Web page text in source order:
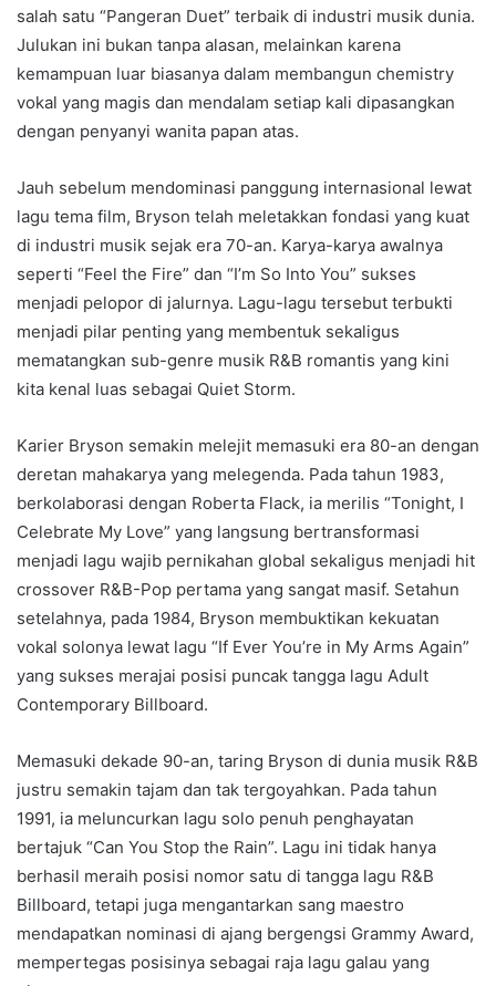
salah satu “Pangeran Duet” terbaik di industri musik dunia.
Julukan ini bukan tanpa alasan, melainkan karena
kemampuan luar biasanya dalam membangun chemistry
vokal yang magis dan mendalam setiap kali dipasangkan
dengan penyanyi wanita papan atas.
Jauh sebelum mendominasi panggung internasional lewat
lagu tema film, Bryson telah meletakkan fondasi yang kuat
di industri musik sejak era 70-an. Karya-karya awalnya
seperti “Feel the Fire” dan “I’m So Into You” sukses
menjadi pelopor di jalurnya. Lagu-lagu tersebut terbukti
menjadi pilar penting yang membentuk sekaligus
mematangkan sub-genre musik R&B romantis yang kini
kita kenal luas sebagai Quiet Storm.
Karier Bryson semakin melejit memasuki era 80-an dengan
deretan mahakarya yang melegenda. Pada tahun 1983,
berkolaborasi dengan Roberta Flack, ia merilis “Tonight, I
Celebrate My Love” yang langsung bertransformasi
menjadi lagu wajib pernikahan global sekaligus menjadi hit
crossover R&B-Pop pertama yang sangat masif. Setahun
setelahnya, pada 1984, Bryson membuktikan kekuatan
vokal solonya lewat lagu “If Ever You’re in My Arms Again”
yang sukses merajai posisi puncak tangga lagu Adult
Contemporary Billboard.
Memasuki dekade 90-an, taring Bryson di dunia musik R&B
justru semakin tajam dan tak tergoyahkan. Pada tahun
1991, ia meluncurkan lagu solo penuh penghayatan
bertajuk “Can You Stop the Rain”. Lagu ini tidak hanya
berhasil meraih posisi nomor satu di tangga lagu R&B
Billboard, tetapi juga mengantarkan sang maestro
mendapatkan nominasi di ajang bergengsi Grammy Award,
mempertegas posisinya sebagai raja lagu galau yang